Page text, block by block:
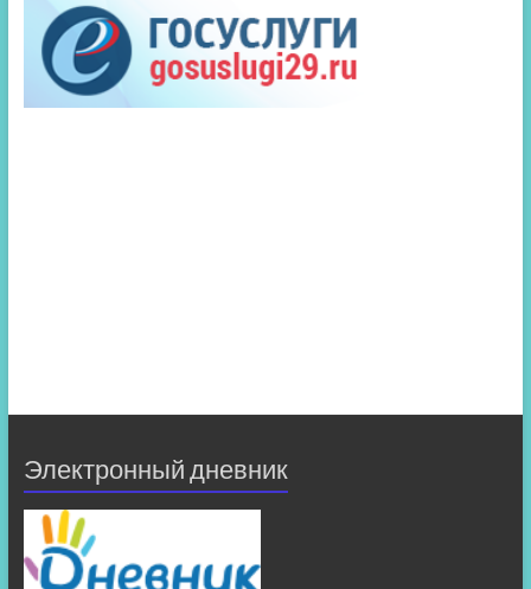
Электронный дневник